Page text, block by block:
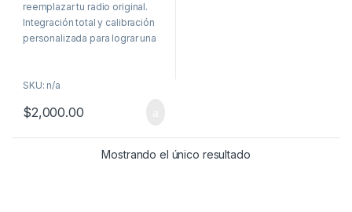
o
f
5
reemplazar tu radio original.
Integración total y calibración
personalizada para lograr una
🔊 ¿Qué incluye
el kit?
🔸 Amplificador
SKU: n/a
$2,000.00
Mostrando el único resultado